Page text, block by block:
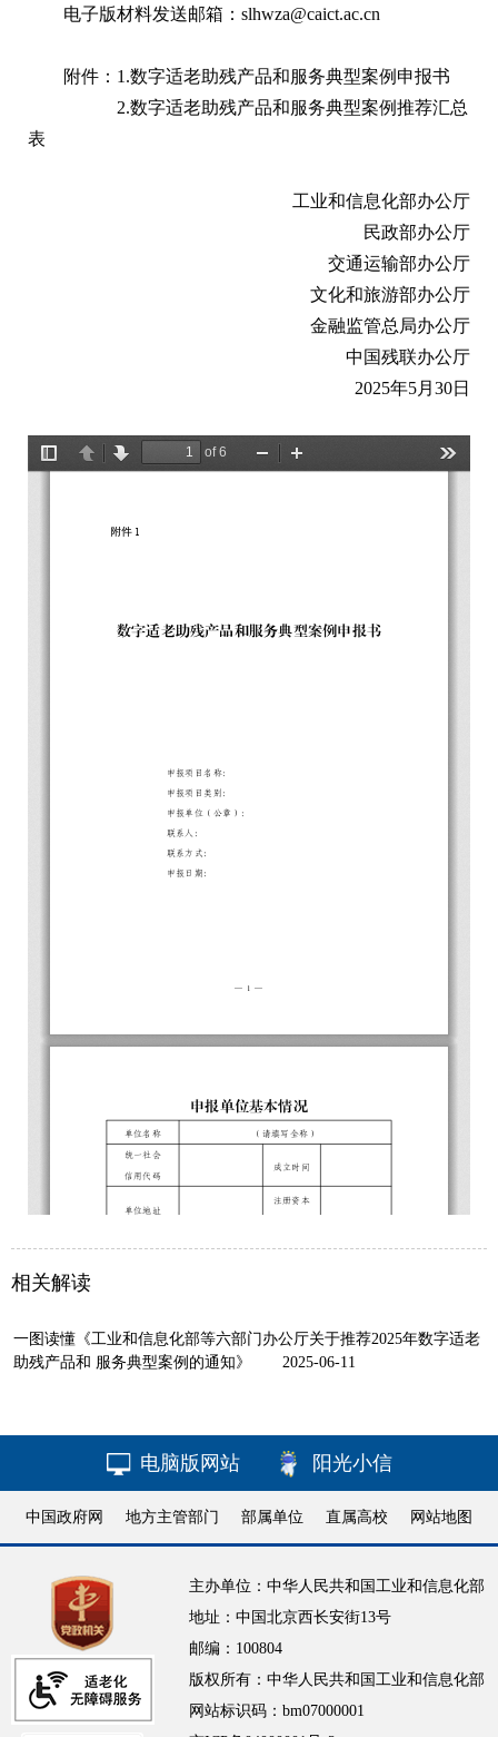
电子版材料发送邮箱：slhwza@caict.ac.cn
附件：1.数字适老助残产品和服务典型案例申报书
2.数字适老助残产品和服务典型案例推荐汇总
表
工业和信息化部办公厅
民政部办公厅
交通运输部办公厅
文化和旅游部办公厅
金融监管总局办公厅
中国残联办公厅
2025年5月30日
相关解读
一图读懂《工业和信息化部等六部门办公厅关于推荐2025年数字适老
助残产品和 服务典型案例的通知》
2025-06-11
电脑版网站 阳光小信
中国政府网 地方主管部门 部属单位 直属高校 网站地图
主办单位：中华人民共和国工业和信息化部
地址：中国北京西长安街13号
邮编：100804
版权所有：中华人民共和国工业和信息化部
网站标识码：bm07000001